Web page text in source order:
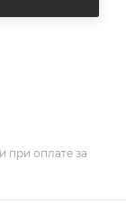
при оплате за